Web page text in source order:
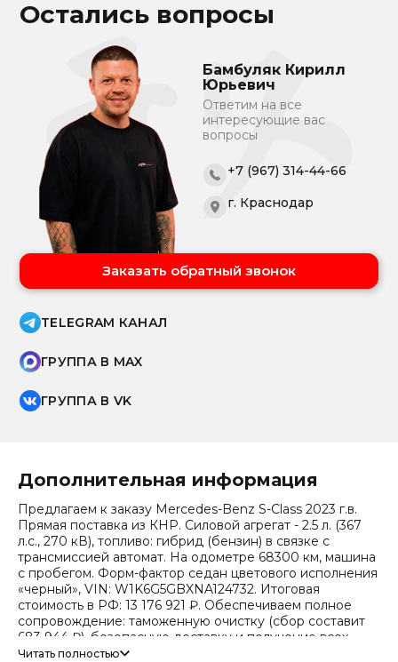
Остались вопросы
Бамбуляк Кирилл
Юрьевич
Ответим на все
интересующие вас
вопросы
+7 (967) 314-44-66
г. Краснодар
Заказать обратный звонок
TELEGRAM КАНАЛ
ГРУППА В MAX
ГРУППА В VK
Дополнительная информация
Предлагаем к заказу Mercedes-Benz S-Class 2023 г.в.
Прямая поставка из КНР. Силовой агрегат - 2.5 л. (367
л.с., 270 кВ), топливо: гибрид (бензин) в связке с
трансмиссией автомат. На одометре 68300 км, машина
с пробегом. Форм-фактор седан цветового исполнения
«черный», VIN: W1K6G5GBXNA124732. Итоговая
стоимость в РФ: 13 176 921 ₽. Обеспечиваем полное
сопровождение: таможенную очистку (сбор составит
683 944 ₽), безопасную доставку и получение всех
документов.
Читать полностью